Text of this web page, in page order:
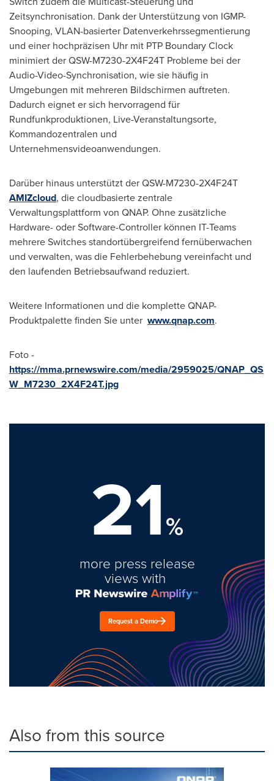
Zeitsynchronisation. Dank der Unterstützung von IGMP-
Snooping, VLAN-basierter Datenverkehrssegmentierung
und einer hochpräzisen Uhr mit PTP Boundary Clock
minimiert der QSW-M7230-2X4F24T Probleme bei der
Audio-Video-Synchronisation, wie sie häufig in
Umgebungen mit mehreren Bildschirmen auftreten.
Dadurch eignet er sich hervorragend für
Rundfunkproduktionen, Live-Veranstaltungsorte,
Kommandozentralen und
Unternehmensvideoanwendungen.
Darüber hinaus unterstützt der QSW-M7230-2X4F24T
AMIZcloud, die cloudbasierte zentrale
Verwaltungsplattform von QNAP. Ohne zusätzliche
Hardware- oder Software-Controller können IT-Teams
mehrere Switches standortübergreifend fernüberwachen
und verwalten, was die Fehlerbehebung vereinfacht und
den laufenden Betriebsaufwand reduziert.
Weitere Informationen und die komplette QNAP-
Produktpalette finden Sie unter www.qnap.com.
Foto -
https://mma.prnewswire.com/media/2959025/QNAP_QS
W_M7230_2X4F24T.jpg
21%
more press release
views with
Request a Demo
Also from this source